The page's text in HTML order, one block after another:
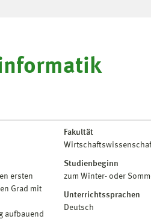
Fakultät
ersten
Grad mit
aufbauend
Studienbeginn
zum Winter- oder
Unterrichtssprachen
Deutsch